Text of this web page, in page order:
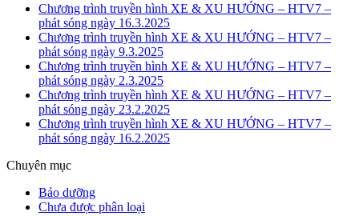
Chương trình truyền hình XE & XU HƯỚNG – HTV7 –
phát sóng ngày 16.3.2025
Chương trình truyền hình XE & XU HƯỚNG – HTV7 –
phát sóng ngày 9.3.2025
Chương trình truyền hình XE & XU HƯỚNG – HTV7 –
phát sóng ngày 2.3.2025
Chương trình truyền hình XE & XU HƯỚNG – HTV7 –
phát sóng ngày 23.2.2025
Chương trình truyền hình XE & XU HƯỚNG – HTV7 –
phát sóng ngày 16.2.2025
Chuyên mục
Bảo dưỡng
Chưa được phân loại